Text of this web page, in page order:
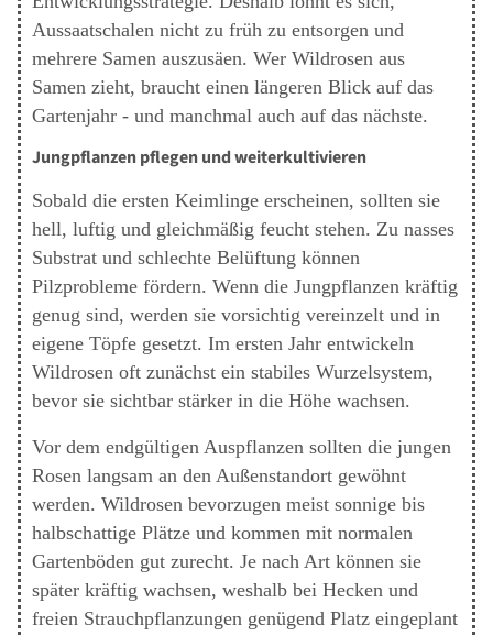
Aussaatschalen nicht zu früh zu entsorgen und
mehrere Samen auszusäen. Wer Wildrosen aus
Samen zieht, braucht einen längeren Blick auf das
Gartenjahr - und manchmal auch auf das nächste.
Jungpflanzen pflegen und weiterkultivieren
Sobald die ersten Keimlinge erscheinen, sollten sie
hell, luftig und gleichmäßig feucht stehen. Zu nasses
Substrat und schlechte Belüftung können
Pilzprobleme fördern. Wenn die Jungpflanzen kräftig
genug sind, werden sie vorsichtig vereinzelt und in
eigene Töpfe gesetzt. Im ersten Jahr entwickeln
Wildrosen oft zunächst ein stabiles Wurzelsystem,
bevor sie sichtbar stärker in die Höhe wachsen.
Vor dem endgültigen Auspflanzen sollten die jungen
Rosen langsam an den Außenstandort gewöhnt
werden. Wildrosen bevorzugen meist sonnige bis
halbschattige Plätze und kommen mit normalen
Gartenböden gut zurecht. Je nach Art können sie
später kräftig wachsen, weshalb bei Hecken und
freien Strauchpflanzungen genügend Platz eingeplant